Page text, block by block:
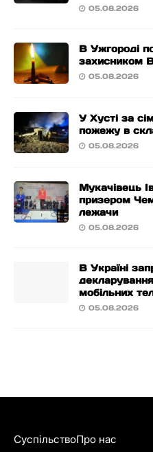
05.08.2026
В Ужгороді
захисником
05.08.2026
У Хусті за
пожежу в
05.08.2026
Мукачівець
призером
лежачи
05.08.2026
В Україні
мобільних
05.08.2026
СуспільствоПро нас